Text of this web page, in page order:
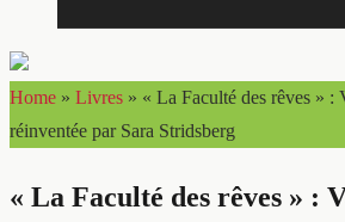
Home » Livres » « La Faculté des rêves » :
réinventée par Sara Stridsberg
« La Faculté des rêves » :